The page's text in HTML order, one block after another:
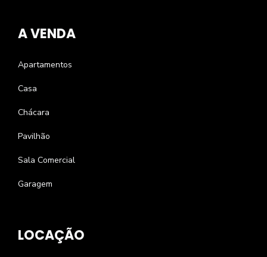
A VENDA
Apartamentos
Casa
Chácara
Pavilhão
Sala Comercial
Garagem
LOCAÇÃO